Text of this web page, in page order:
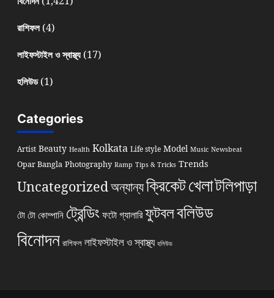
রাশিফল(4)
লাইফস্টাইল ও স্বাস্থ্য(17)
হলিউড(1)
Categories
Artist Beauty Health Kolkata Life style Model Music Newsbeat
Opar Bangla Photography Ramp Tips & Tricks Trends
Uncategorizedঅন্যান্যক্রিকেটখেলাটলিপাড়া
টো টো কোম্পানি ট্রেন্ডিং ফটো গ্যালারি ফুটবলবলিউড
বিনোদন রাশিফল লাইফস্টাইল ও স্বাস্থ্য হলিউড